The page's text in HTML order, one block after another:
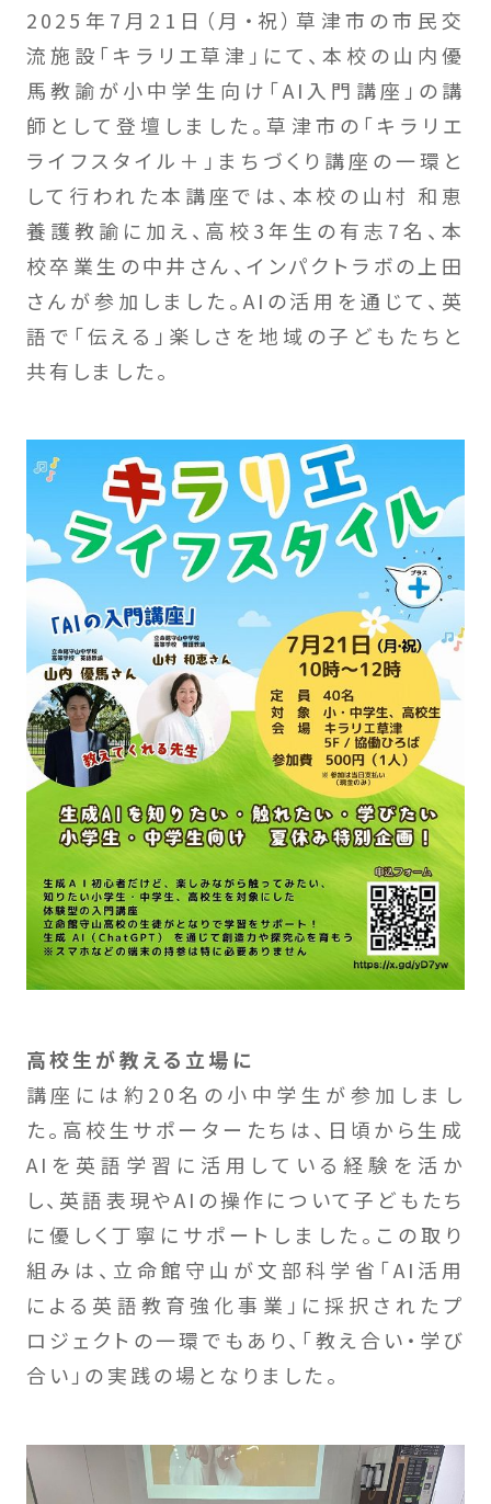
2025年7月21日（月・祝）草津市の市民交
流施設「キラリエ草津」にて、本校の山内優
馬教諭が小中学生向け「AI入門講座」の講
師として登壇しました。草津市の「キラリエ
ライフスタイル＋」まちづくり講座の一環と
して行われた本講座では、本校の山村 和恵
養護教諭に加え、高校3年生の有志7名、本
校卒業生の中井さん、インパクトラボの上田
さんが参加しました。AIの活用を通じて、英
語で「伝える」楽しさを地域の子どもたちと
共有しました。
高校生が教える立場に
講座には約20名の小中学生が参加しまし
た。高校生サポーターたちは、日頃から生成
AIを英語学習に活用している経験を活か
し、英語表現やAIの操作について子どもたち
に優しく丁寧にサポートしました。この取り
組みは、立命館守山が文部科学省「AI活用
による英語教育強化事業」に採択されたプ
ロジェクトの一環でもあり、「教え合い・学び
合い」の実践の場となりました。